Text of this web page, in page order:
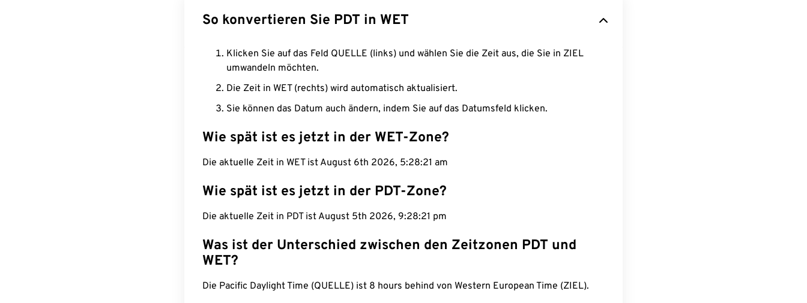
So konvertieren Sie PDT in WET
Klicken Sie auf das Feld QUELLE (links) und wählen Sie die Zeit aus, die Sie in ZIEL
umwandeln möchten.
Die Zeit in WET (rechts) wird automatisch aktualisiert.
Sie können das Datum auch ändern, indem Sie auf das Datumsfeld klicken.
Wie spät ist es jetzt in der WET-Zone?
Die aktuelle Zeit in WET ist August 6th 2026, 5:28:22 am
Wie spät ist es jetzt in der PDT-Zone?
Die aktuelle Zeit in PDT ist August 5th 2026, 9:28:22 pm
Was ist der Unterschied zwischen den Zeitzonen PDT und
WET?
Die Pacific Daylight Time (QUELLE) ist 8 hours behind von Western European Time (ZIEL).